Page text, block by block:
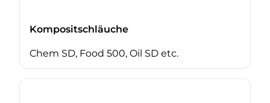
Kompositschläuche
Chem SD, Food 500, Oil SD etc.